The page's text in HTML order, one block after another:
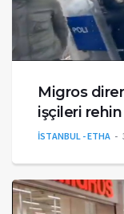
Migros
işçileri rehin
İSTANBUL - ETHA